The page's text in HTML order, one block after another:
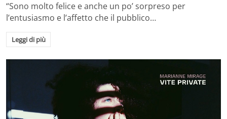
“Sono molto felice e anche un po’ sorpreso per
l’entusiasmo e l’affetto che il pubblico…
Leggi di più